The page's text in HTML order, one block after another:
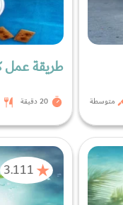
متوسطة
طريقة عمل
20 دقيقة
3.111